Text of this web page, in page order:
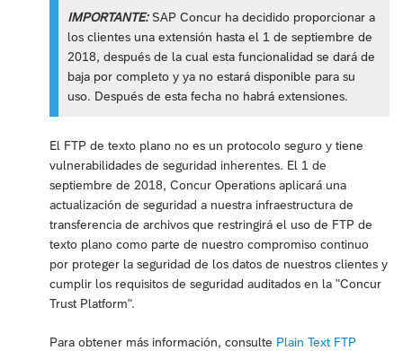
IMPORTANTE:SAP Concur ha decidido proporcionar a
los clientes una extensión hasta el 1 de septiembre de
2018, después de la cual esta funcionalidad se dará de
baja por completo y ya no estará disponible para su
uso. Después de esta fecha no habrá extensiones.
El FTP de texto plano no es un protocolo seguro y tiene
vulnerabilidades de seguridad inherentes. El 1 de
septiembre de 2018, Concur Operations aplicará una
actualización de seguridad a nuestra infraestructura de
transferencia de archivos que restringirá el uso de FTP de
texto plano como parte de nuestro compromiso continuo
por proteger la seguridad de los datos de nuestros clientes y
cumplir los requisitos de seguridad auditados en la "Concur
Trust Platform".
Para obtener más información, consulte Plain Text FTP